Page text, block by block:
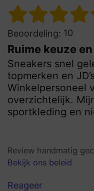
Beoordeling: 10
Ruime keuze
Sneakers snel
topmerken en
Winkelpersoneel
overzichtelijk.
sportkleding en
Review handmatig
Bekijk ons beleid
Reageer